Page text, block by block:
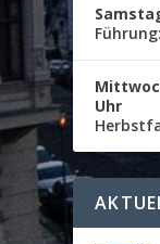
Uhr